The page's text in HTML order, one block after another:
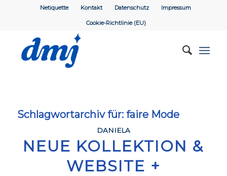
Netiquette Kontakt Datenschutz Impressum
Cookie-Richtlinie (EU)
Schlagwortarchiv für: faire Mode
DANIELA
NEUE KOLLEKTION &
WEBSITE +